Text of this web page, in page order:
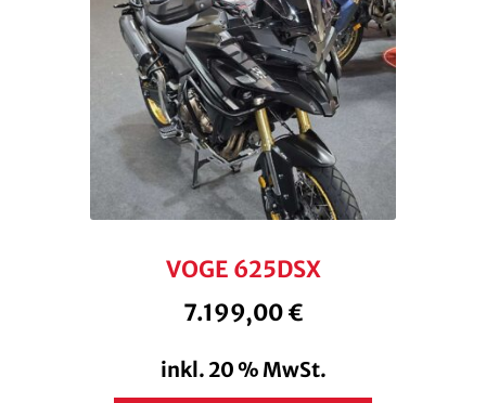
VOGE 625DSX
7.199,00€
inkl. 20 % MwSt.